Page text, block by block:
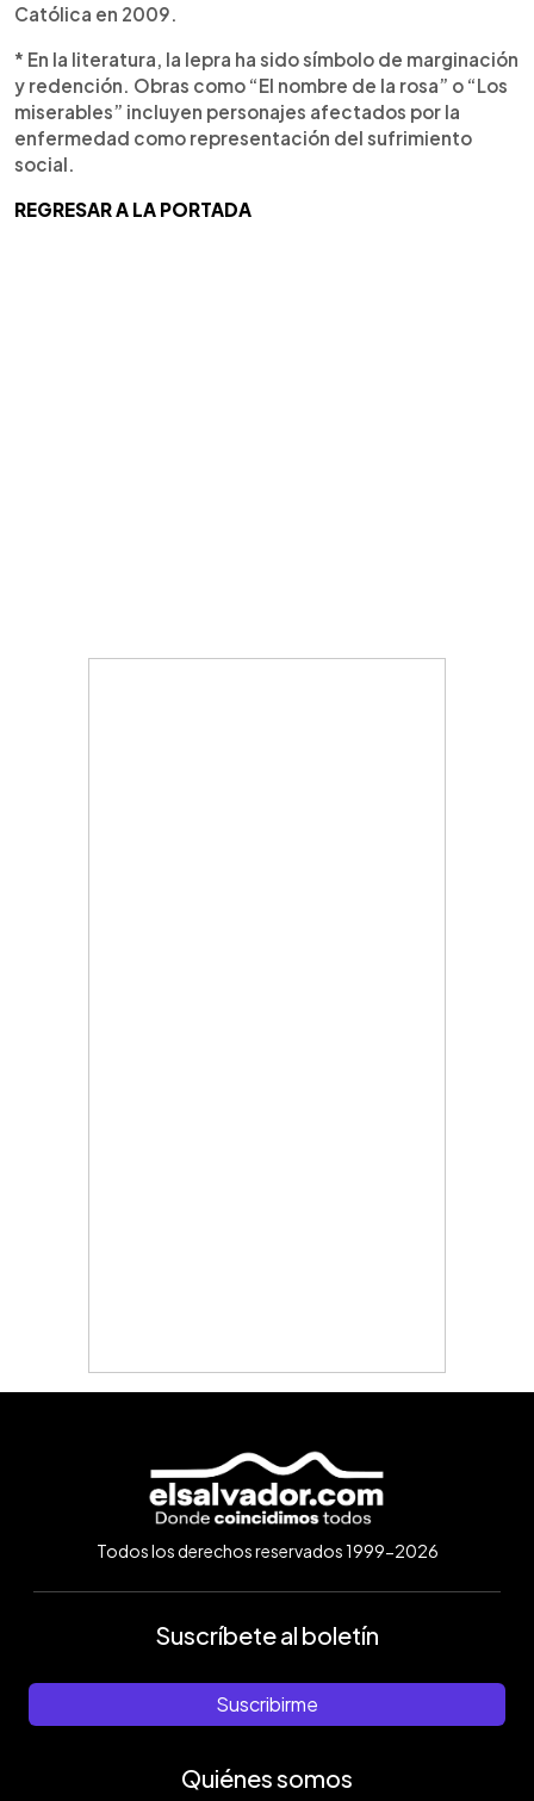
Católica en 2009.
* En la literatura, la lepra ha sido símbolo de marginación
y redención. Obras como “El nombre de la rosa” o “Los
miserables” incluyen personajes afectados por la
enfermedad como representación del sufrimiento
social.
REGRESAR A LA PORTADA
Todos los derechos reservados 1999-2026
Suscríbete al boletín
Suscribirme
Quiénes somos